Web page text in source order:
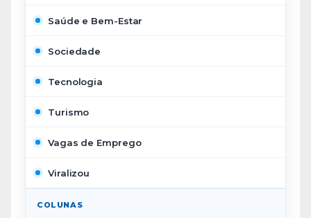
Saúde e Bem-Estar
Sociedade
Tecnologia
Turismo
Vagas de Emprego
Viralizou
COLUNAS